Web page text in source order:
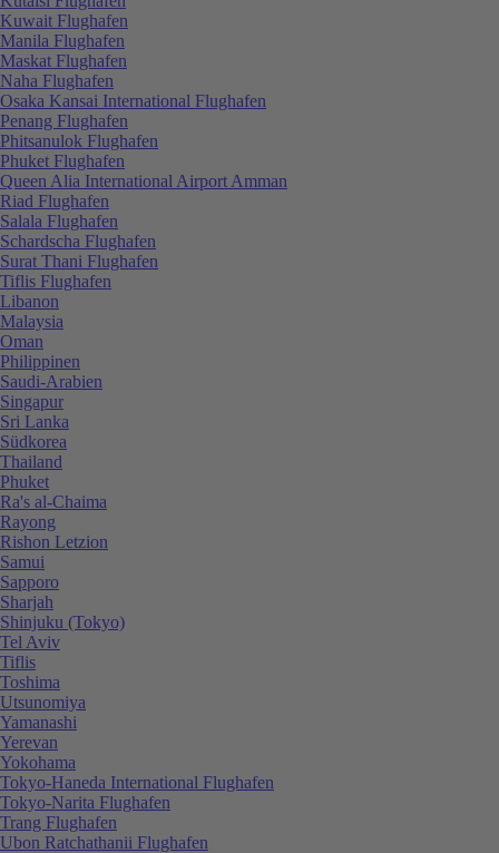
Kuwait Flughafen
Manila Flughafen
Maskat Flughafen
Naha Flughafen
Osaka Kansai International Flughafen
Penang Flughafen
Phitsanulok Flughafen
Phuket Flughafen
Queen Alia International Airport Amman
Riad Flughafen
Salala Flughafen
Schardscha Flughafen
Surat Thani Flughafen
Tiflis Flughafen
Libanon
Malaysia
Oman
Philippinen
Saudi-Arabien
Singapur
Sri Lanka
Südkorea
Thailand
Phuket
Ra's al-Chaima
Rayong
Rishon Letzion
Samui
Sapporo
Sharjah
Shinjuku (Tokyo)
Tel Aviv
Tiflis
Toshima
Utsunomiya
Yamanashi
Yerevan
Yokohama
Tokyo-Haneda International Flughafen
Tokyo-Narita Flughafen
Trang Flughafen
Ubon Ratchathanii Flughafen